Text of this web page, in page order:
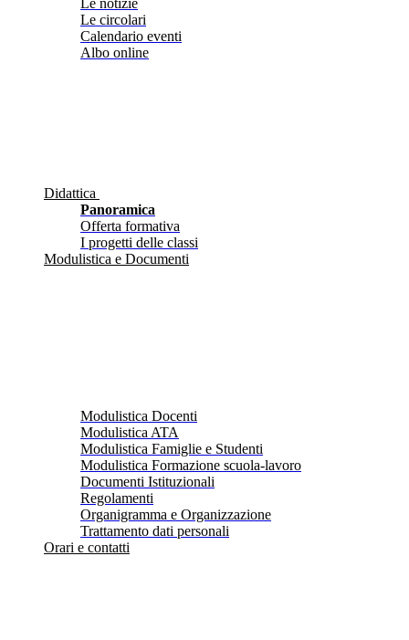
Le notizie
Le circolari
Calendario eventi
Albo online
Didattica
Panoramica
Offerta formativa
I progetti delle classi
Modulistica e Documenti
Modulistica Docenti
Modulistica ATA
Modulistica Famiglie e Studenti
Modulistica Formazione scuola-lavoro
Documenti Istituzionali
Regolamenti
Organigramma e Organizzazione
Trattamento dati personali
Orari e contatti